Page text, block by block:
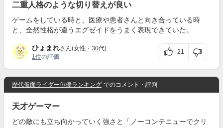
二重人格のような切り替えが良い
ゲームをしている時と、医療や患者さんと向き合っている時
と、全然性格が違うエグゼイドをうまく表現できていた。
ひょまれさん(女性・30代)
1位の評価
21
歴代仮面ライダー俳優ランキング でのコメント・評判
天才ゲーマー
どの敵にも立ち向かっていく強さと「ノーコンテニューでクリ